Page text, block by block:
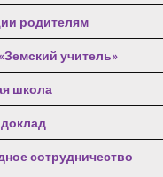
родителям
учитель»
школа
сотрудничество